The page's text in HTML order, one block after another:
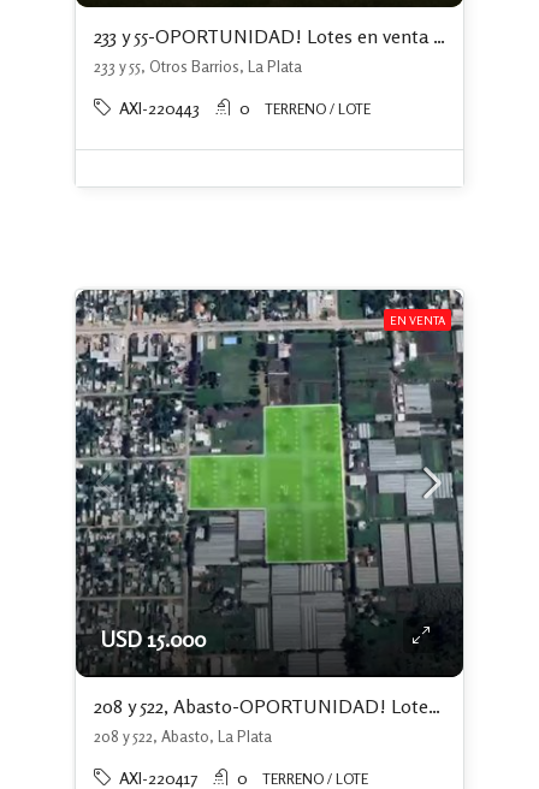
233 y 55-OPORTUNIDAD! Lotes en venta en Ángel Etcheverry, La Plata. Financiación
233 y 55, Otros Barrios, La Plata
AXI-220443 0 TERRENO / LOTE
EN VENTA
USD 15.000
208 y 522, Abasto-OPORTUNIDAD! Lotes con escritura independiente y financiación
208 y 522, Abasto, La Plata
AXI-220417 0 TERRENO / LOTE